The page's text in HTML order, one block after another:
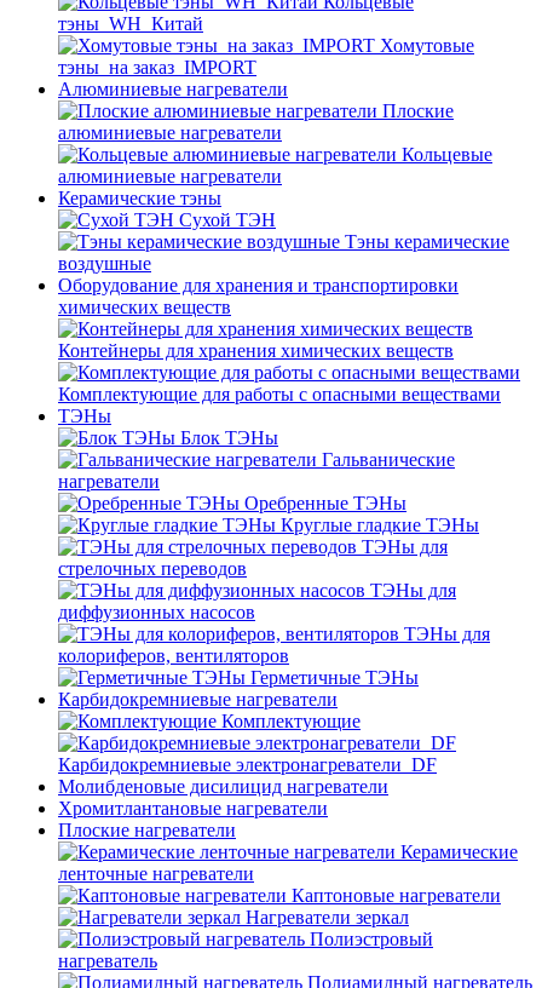
тэны_WH_Китай
Хомутовые
тэны_на заказ_IMPORT
Алюминиевые нагреватели
Плоские
алюминиевые нагреватели
Кольцевые
алюминиевые нагреватели
Керамические тэны
Сухой ТЭН
Тэны керамические
воздушные
Оборудование для хранения и транспортировки
химических веществ
Контейнеры для хранения химических веществ
Комплектующие для работы с опасными веществами
ТЭНы
Блок ТЭНы
Гальванические
нагреватели
Оребренные ТЭНы
Круглые гладкие ТЭНы
ТЭНы для
стрелочных переводов
ТЭНы для
диффузионных насосов
ТЭНы для
колориферов, вентиляторов
Герметичные ТЭНы
Карбидокремниевые нагреватели
Комплектующие
Карбидокремниевые электронагреватели_DF
Молибденовые дисилицид нагреватели
Хромитлантановые нагреватели
Плоские нагреватели
Керамические
ленточные нагреватели
Каптоновые нагреватели
Нагреватели зеркал
Полиэстровый
нагреватель
Полиамидный нагреватель